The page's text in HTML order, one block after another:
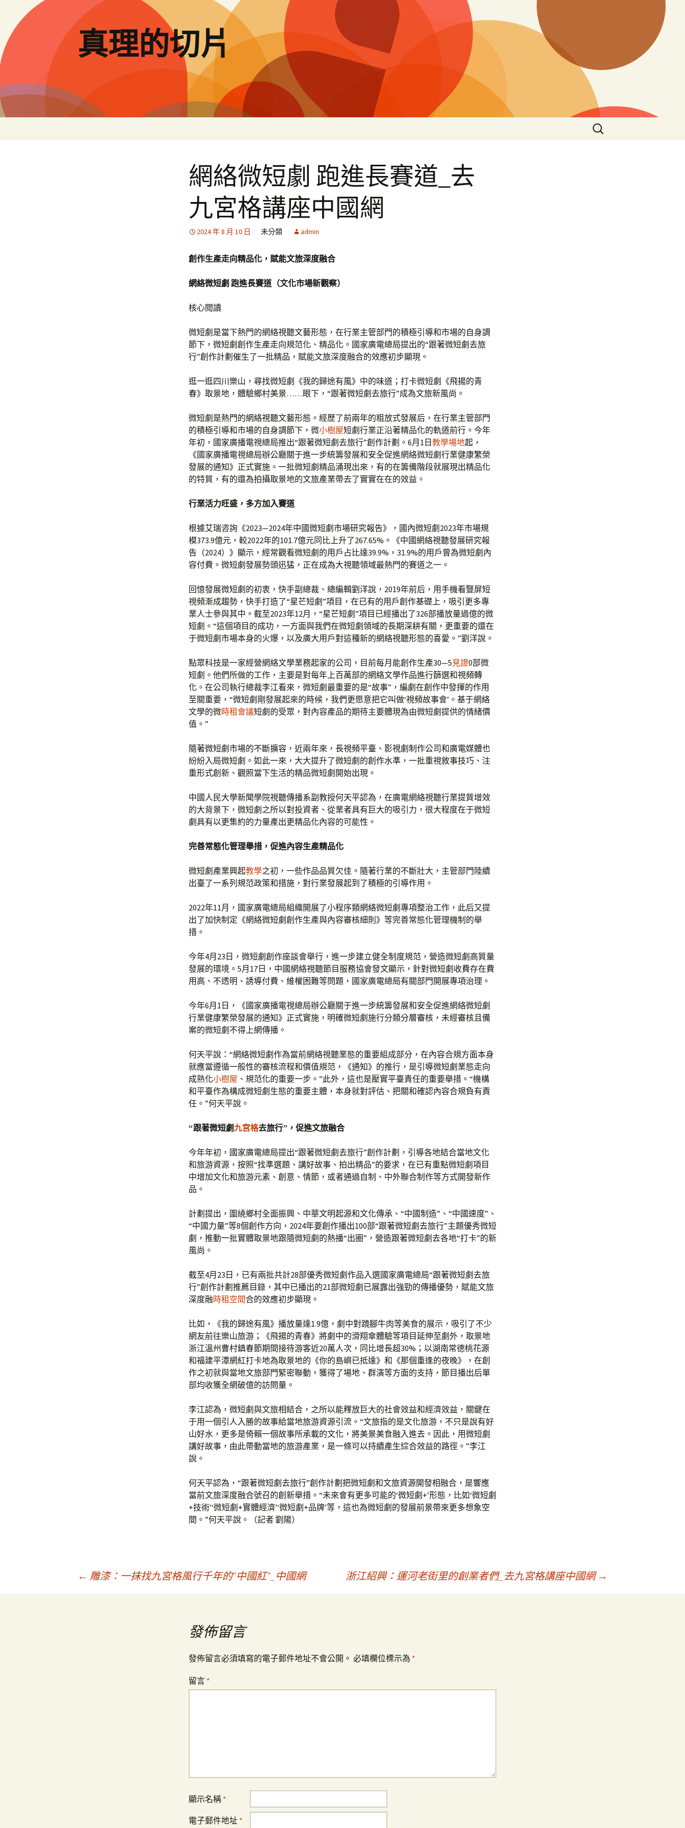
要
內
容
真理的切片
搜
尋
網絡微短劇 跑進長賽道_去
九宮格講座中國網
2024 年 8 月 10 日 未分類 admin
創作生產走向精品化，賦能文旅深度融合
網絡微短劇 跑進長賽道（文化市場新觀察）
核心閱讀
微短劇是當下熱門的網絡視聽文藝形態，在行業主管部門的積極引導和市場的自身調
節下，微短劇創作生產走向規范化、精品化。國家廣電總局提出的“跟著微短劇去旅
行”創作計劃催生了一批精品，賦能文旅深度融合的效應初步顯現。
逛一逛四川樂山，尋找微短劇《我的歸途有風》中的味道；打卡微短劇《飛揚的青
春》取景地，體驗鄉村美景……眼下，“跟著微短劇去旅行”成為文旅新風尚。
微短劇是熱門的網絡視聽文藝形態。經歷了前兩年的粗放式發展后，在行業主管部門
的積極引導和市場的自身調節下，微小樹屋短劇行業正沿著精品化的軌道前行。今年
年初，國家廣播電視總局推出“跟著微短劇去旅行”創作計劃。6月1日 教學場地起，
《國家廣播電視總局辦公廳關于進一步統籌發展和安全促進網絡微短劇行業健康繁榮
發展的通知》正式實施。一批微短劇精品涌現出來，有的在籌備階段就展現出精品化
的特質，有的還為拍攝取景地的文旅產業帶去了實實在在的效益。
行業活力旺盛，多方加入賽道
根據艾瑞咨詢《2023—2024年中國微短劇市場研究報告》，國內微短劇2023年市場規
模373.9億元，較2022年的101.7億元同比上升了267.65%。《中國網絡視聽發展研究報
告（2024）》顯示，經常觀看微短劇的用戶占比達39.9%，31.9%的用戶曾為微短劇內
容付費。微短劇發展勢頭迅猛，正在成為大視聽領域最熱門的賽道之一。
回憶發展微短劇的初衷，快手副總裁、總編輯劉洋說，2019年前后，用手機看豎屏短
視頻漸成趨勢，快手打造了“星芒短劇”項目，在已有的用戶創作基礎上，吸引更多專
業人士參與其中。截至2023年12月，“星芒短劇”項目已經播出了326部播放量過億的微
短劇。“這個項目的成功，一方面與我們在微短劇領域的長期深耕有關，更重要的還在
于微短劇市場本身的火爆，以及廣大用戶對這種新的網絡視聽形態的喜愛。”劉洋說。
點眾科技是一家經營網絡文學業務起家的公司，目前每月能創作生產30—5 見證0部微
短劇。他們所做的工作，主要是對每年上百萬部的網絡文學作品進行篩選和視頻轉
化。在公司執行總裁李江看來，微短劇最重要的是“故事”，編劇在創作中發揮的作用
至關重要，“微短劇剛發展起來的時候，我們更愿意把它叫做‘視頻故事會’。基于網絡
文學的微時租會議短劇的受眾，對內容產品的期待主要體現為由微短劇提供的情緒價
值。”
隨著微短劇市場的不斷擴容，近兩年來，長視頻平臺、影視劇制作公司和廣電媒體也
紛紛入局微短劇。如此一來，大大提升了微短劇的創作水準，一批重視敘事技巧、注
重形式創新、觀照當下生活的精品微短劇開始出現。
中國人民大學新聞學院視聽傳播系副教授何天平認為，在廣電網絡視聽行業提質增效
的大背景下，微短劇之所以對投資者、從業者具有巨大的吸引力，很大程度在于微短
劇具有以更集約的力量產出更精品化內容的可能性。
完善常態化管理舉措，促進內容生產精品化
微短劇產業興起教學之初，一些作品品質欠佳。隨著行業的不斷壯大，主管部門陸續
出臺了一系列規范政策和措施，對行業發展起到了積極的引導作用。
2022年11月，國家廣電總局組織開展了小程序類網絡微短劇專項整治工作，此后又提
出了加快制定《網絡微短劇創作生產與內容審核細則》等完善常態化管理機制的舉
措。
今年4月23日，微短劇創作座談會舉行，進一步建立健全制度規范，營造微短劇高質量
發展的環境。5月17日，中國網絡視聽節目服務協會發文顯示，針對微短劇收費存在費
用高、不透明、誘導付費、維權困難等問題，國家廣電總局有關部門開展專項治理。
今年6月1日，《國家廣播電視總局辦公廳關于進一步統籌發展和安全促進網絡微短劇
行業健康繁榮發展的通知》正式實施，明確微短劇施行分類分層審核，未經審核且備
案的微短劇不得上網傳播。
何天平說：“網絡微短劇作為當前網絡視聽業態的重要組成部分，在內容合規方面本身
就應當遵循一般性的審核流程和價值規范，《通知》的推行，是引導微短劇業態走向
成熟化小樹屋 、規范化的重要一步。”此外，這也是壓實平臺責任的重要舉措。“機構
和平臺作為構成微短劇生態的重要主體，本身就對評估、把關和確認內容合規負有責
任。”何天平說。
“跟著微短劇九宮格去旅行”，促進文旅融合
今年年初，國家廣電總局提出“跟著微短劇去旅行”創作計劃，引導各地結合當地文化
和旅游資源，按照“找準選題、講好故事、拍出精品”的要求，在已有重點微短劇項目
中增加文化和旅游元素、創意、情節，或者通過自制、中外聯合制作等方式開發新作
品。
計劃提出，圍繞鄉村全面振興、中華文明起源和文化傳承、“中國制造”、“中國速度”、
“中國力量”等8個創作方向，2024年要創作播出100部“跟著微短劇去旅行”主題優秀微短
劇，推動一批實體取景地跟隨微短劇的熱播“出圈”，營造跟著微短劇去各地“打卡”的新
風尚。
截至4月23日，已有兩批共計28部優秀微短劇作品入選國家廣電總局“跟著微短劇去旅
行”創作計劃推薦目錄，其中已播出的21部微短劇已展露出強勁的傳播優勢，賦能文旅
深度融時租空間合的效應初步顯現。
比如，《我的歸途有風》播放量達1.9億，劇中對蹺腳牛肉等美食的展示，吸引了不少
網友前往樂山旅游；《飛揚的青春》將劇中的滑翔傘體驗等項目延伸至劇外，取景地
浙江溫州曹村鎮春節期間接待游客近20萬人次，同比增長超30%；以湖南常德桃花源
和福建平潭網紅打卡地為取景地的《你的島嶼已抵達》和《那個重逢的夜晚》，在創
作之初就與當地文旅部門緊密聯動，獲得了場地、群演等方面的支持，節目播出后單
部均收獲全網破億的訪問量。
李江認為，微短劇與文旅相結合，之所以能釋放巨大的社會效益和經濟效益，關鍵在
于用一個引人入勝的故事給當地旅游資源引流。“文旅指的是文化旅游，不只是說有好
山好水，更多是倚賴一個故事所承載的文化，將美景美食融入進去。因此，用微短劇
講好故事，由此帶動當地的旅游產業，是一條可以持續產生綜合效益的路徑。”李江
說。
何天平認為，“跟著微短劇去旅行”創作計劃把微短劇和文旅資源開發相融合，是響應
當前文旅深度融合號召的創新舉措。“未來會有更多可能的‘微短劇+’形態，比如‘微短劇
+技術’‘微短劇+實體經濟’‘微短劇+品牌’等，這也為微短劇的發展前景帶來更多想象空
間。”何天平說。（記者 劉陽）
← 雕漆：一抹找九宮格風行千年的“中國紅”_中國網 浙江紹興：運河老街里的創業者們_去九宮格講座中國網 →
發佈留言
發佈留言必須填寫的電子郵件地址不會公開。 必填欄位標示為 *
留言 *
顯示名稱 *
電子郵件地址 *